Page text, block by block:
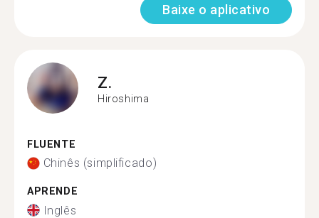
Baixe o aplicativo
Z.
Hiroshima
FLUENTE
Chinês (simplificado)
APRENDE
Inglês